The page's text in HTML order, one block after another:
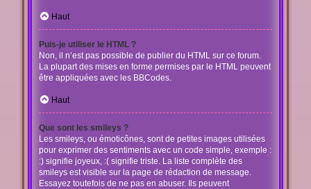
Haut
Puis-je utiliser le HTML ?
Non, il n’est pas possible de publier du HTML sur ce forum.
La plupart des mises en forme permises par le HTML peuvent
être appliquées avec les BBCodes.
Haut
Que sont les smileys ?
Les smileys, ou émoticônes, sont de petites images utilisées
pour exprimer des sentiments avec un code simple, exemple :
:) signifie joyeux, :( signifie triste. La liste complète des
smileys est visible sur la page de rédaction de message.
Essayez toutefois de ne pas en abuser. Ils peuvent